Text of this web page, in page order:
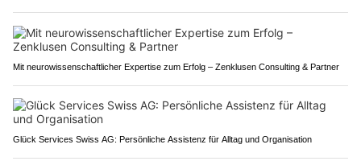
Mit neurowissenschaftlicher Expertise zum Erfolg – Zenklusen Consulting & Partner
Glück Services Swiss AG: Persönliche Assistenz für Alltag und Organisation